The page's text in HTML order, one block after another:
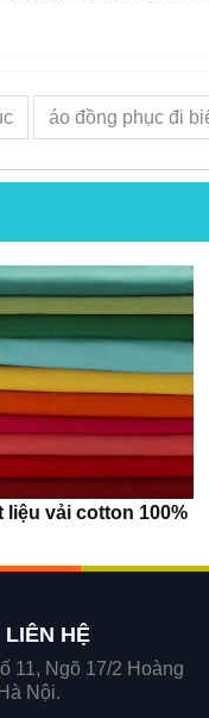
áo đồng phục đi
liệu vải cotton 100%
LIÊN HỆ
11, Ngõ 17/2 Hoàng
Nội.